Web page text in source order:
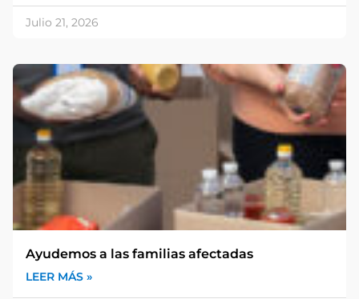
Julio 21, 2026
Ayudemos a las familias afectadas
LEER MÁS »